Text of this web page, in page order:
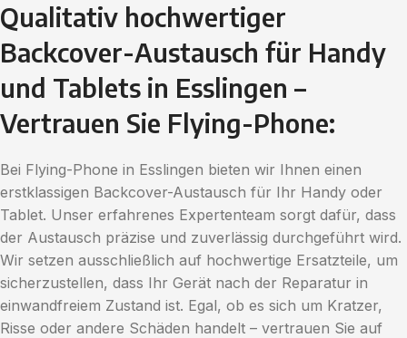
Qualitativ hochwertiger
Backcover-Austausch für Handy
und Tablets in Esslingen –
Vertrauen Sie Flying-Phone:
Bei Flying-Phone in Esslingen bieten wir Ihnen einen
erstklassigen Backcover-Austausch für Ihr Handy oder
Tablet. Unser erfahrenes Expertenteam sorgt dafür, dass
der Austausch präzise und zuverlässig durchgeführt wird.
Wir setzen ausschließlich auf hochwertige Ersatzteile, um
sicherzustellen, dass Ihr Gerät nach der Reparatur in
einwandfreiem Zustand ist. Egal, ob es sich um Kratzer,
Risse oder andere Schäden handelt – vertrauen Sie auf